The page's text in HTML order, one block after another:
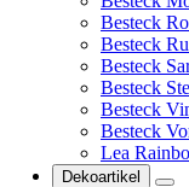
Besteck
Besteck
Besteck
Besteck
Besteck
Besteck
Lea
Dekoartikel